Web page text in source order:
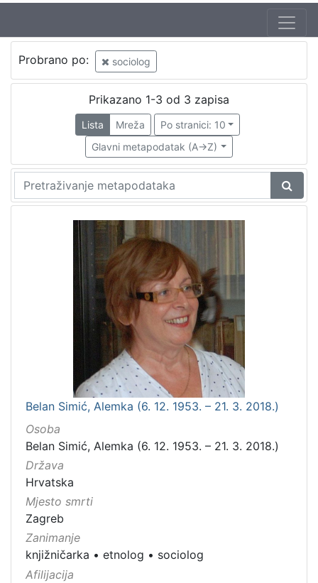
Probrano po: sociolog
Prikazano 1-3 od 3 zapisa
Lista Mreža
Po stranici: 10
Glavni metapodatak (A->Z)
Belan Simić, Alemka (6. 12. 1953. – 21. 3. 2018.)
Osoba
Belan Simić, Alemka (6. 12. 1953. – 21. 3. 2018.)
Država
Hrvatska
Mjesto smrti
Zagreb
Zanimanje
knjižničarka • etnolog • sociolog
Afilijacija